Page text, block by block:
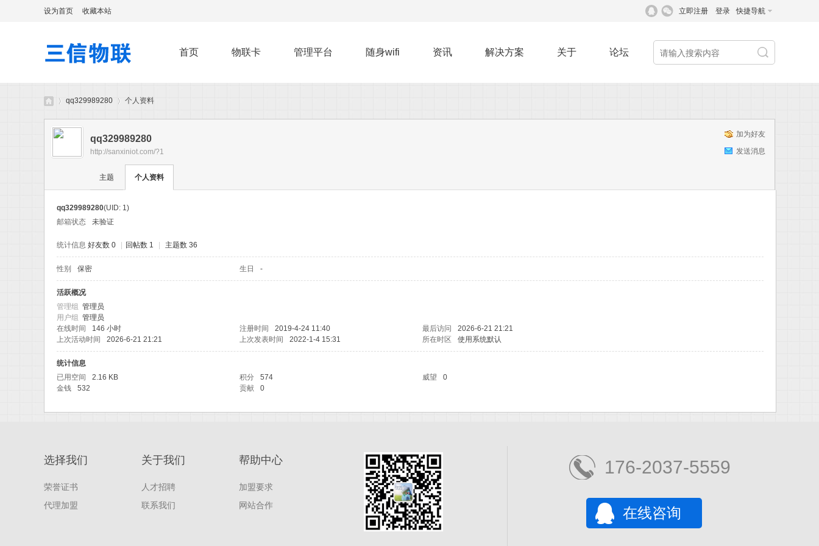
设为首页 收藏本站 快捷导航
立即注册 登录
首页 物联卡 管理平台 随身wifi 资讯 解决方案 关于 论坛
qq329989280
›
个人资料
加为好友
发送消息
qq329989280
http://sanxiniot.com/?1
主题 个人资料
qq329989280(UID: 1)
邮箱状态
未验证
统计信息 好友数 0 回帖数 1 主题数 36
性别 保密 生日 -
活跃概况
管理组 管理员
用户组 管理员
在线时间
146 小时 注册时间 2019-4-24 11:40 最后访问
2026-6-21 21:21
上次活动时间
2026-6-21 21:21 上次发表时间 2022-1-4 15:31 所在时区 使用系统默认
统计信息
已用空间
2.16 KB 积分 574 威望
0
金钱
532 贡献 0
选择我们
荣誉证书
代理加盟
关于我们
人才招聘
联系我们
帮助中心
加盟要求
网站合作
176-2037-5559
在线咨询